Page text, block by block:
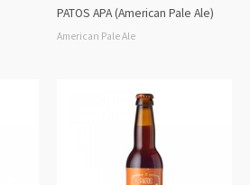
PATOS APA (American Pale Ale)
American Pale Ale